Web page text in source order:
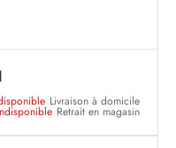
Livraison à domicile
Retrait en magasin